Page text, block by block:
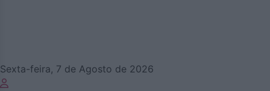
Sexta-feira, 7 de Agosto de 2026